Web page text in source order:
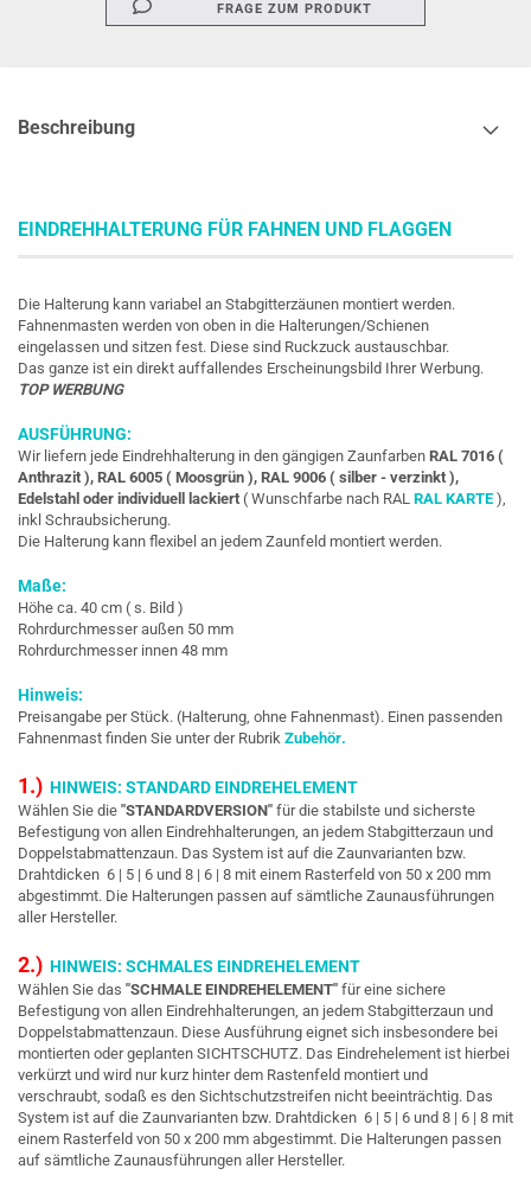
FRAGE ZUM PRODUKT
Beschreibung
EINDREHHALTERUNG FÜR FAHNEN UND FLAGGEN
Die Halterung kann variabel an Stabgitterzäunen montiert werden.
Fahnenmasten werden von oben in die Halterungen/Schienen
eingelassen und sitzen fest. Diese sind Ruckzuck austauschbar.
Das ganze ist ein direkt auffallendes Erscheinungsbild Ihrer Werbung.
TOP WERBUNG
AUSFÜHRUNG:
Wir liefern jede Eindrehhalterung in den gängigen Zaunfarben RAL 7016 (
Anthrazit ), RAL 6005 ( Moosgrün ), RAL 9006 ( silber - verzinkt ),
Edelstahl oder individuell lackiert ( Wunschfarbe nach RAL RAL KARTE ),
inkl Schraubsicherung.
Die Halterung kann flexibel an jedem Zaunfeld montiert werden.
Maße:
Höhe ca. 40 cm ( s. Bild )
Rohrdurchmesser außen 50 mm
Rohrdurchmesser innen 48 mm
Hinweis:
Preisangabe per Stück. (Halterung, ohne Fahnenmast). Einen passenden
Fahnenmast finden Sie unter der Rubrik Zubehör.
1.) HINWEIS: STANDARD EINDREHELEMENT
Wählen Sie die "STANDARDVERSION" für die stabilste und sicherste
Befestigung von allen Eindrehhalterungen, an jedem Stabgitterzaun und
Doppelstabmattenzaun. Das System ist auf die Zaunvarianten bzw.
Drahtdicken 6 | 5 | 6 und 8 | 6 | 8 mit einem Rasterfeld von 50 x 200 mm
abgestimmt. Die Halterungen passen auf sämtliche Zaunausführungen
aller Hersteller.
2.) HINWEIS: SCHMALES EINDREHELEMENT
Wählen Sie das "SCHMALE EINDREHELEMENT" für eine sichere
Befestigung von allen Eindrehhalterungen, an jedem Stabgitterzaun und
Doppelstabmattenzaun. Diese Ausführung eignet sich insbesondere bei
montierten oder geplanten SICHTSCHUTZ. Das Eindrehelement ist hierbei
verkürzt und wird nur kurz hinter dem Rastenfeld montiert und
verschraubt, sodaß es den Sichtschutzstreifen nicht beeinträchtig. Das
System ist auf die Zaunvarianten bzw. Drahtdicken 6 | 5 | 6 und 8 | 6 | 8 mit
einem Rasterfeld von 50 x 200 mm abgestimmt. Die Halterungen passen
auf sämtliche Zaunausführungen aller Hersteller.